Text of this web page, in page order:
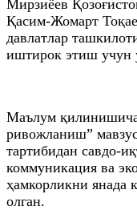
Мирзиёев
Қасим-Жомарт
давлатлар
иштирок этиш учун
Маълум
ривожланиш”
тартибидан савдо-
коммуникация ва
ҳамкорликни янада
олган.